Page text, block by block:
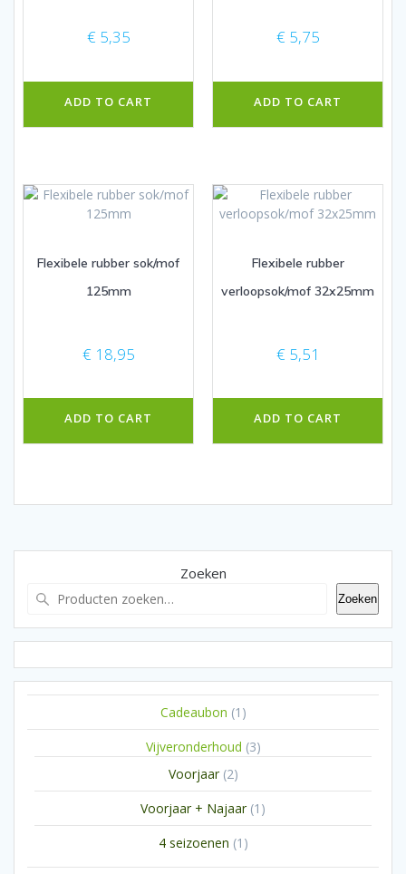
€ 5,35
ADD TO CART
€ 5,75
ADD TO CART
Flexibele rubber sok/mof
125mm
€ 18,95
ADD TO CART
Flexibele rubber
verloopsok/mof 32x25mm
€ 5,51
ADD TO CART
Zoeken
Zoeken
Cadeaubon 1 1
product
Vijveronderhoud 33
Voorjaar 22
producten
Voorjaar + Najaar 1 1
product
4 seizoenen 1 1